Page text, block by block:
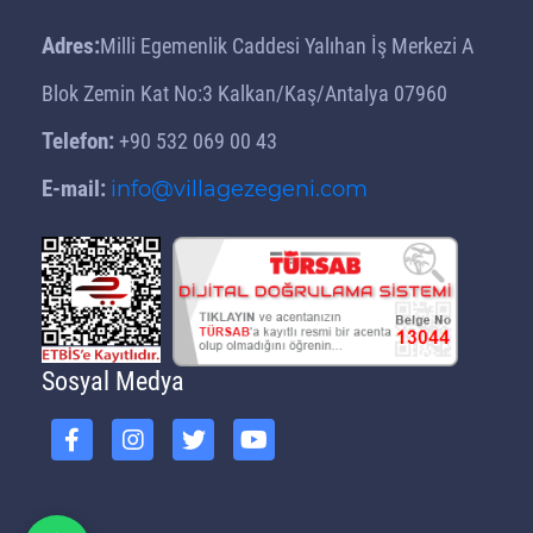
Lüks Villa Önerileri | Villa
Gezegeni Öneriyor
Balayı Villası Önerileri | Villa
Gezegeni Öneriyor
Tatilde Villa Seçenekleri
Muhteşem Tatil İçin Villa
Kiralama Servisi
Farklı Tatil Bölgelerinde Villa
Kiralama
İstediğiniz Havuzlu Villayı
Seçebilirsiniz
Kiralık Villa Tercihinde Yeni
Seçenekler
Adres:Milli Egemenlik Caddesi Yalıhan İş Merkezi A
Blok Zemin Kat No:3 Kalkan/Kaş/Antalya 07960
Telefon: +90 532 069 00 43
E-mail: info@villagezegeni.com
Sosyal Medya